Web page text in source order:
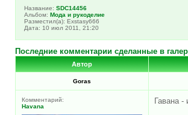
Название: SDC14456
Альбом: Мода и рукоделие
Разместил(а): Exstasy666
Дата: 10 июл 2011, 21:20
Последние комментарии сделанные в
Автор
Goras
Комментарий:
Havana
Гавана -